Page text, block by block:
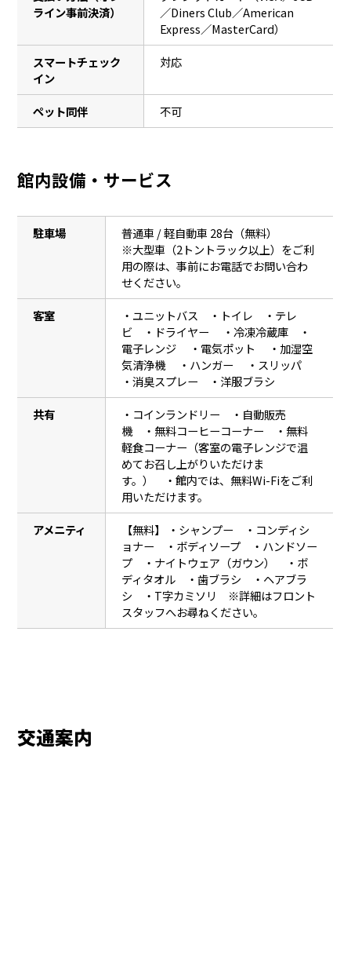
ライン事前決済）
／Diners Club／American
Express／MasterCard）
スマートチェック
イン
対応
ペット同伴 不可
館内設備・サービス
駐車場
普通車 / 軽自動車 28台（無料）
※大型車（2トントラック以上）をご利
用の際は、事前にお電話でお問い合わ
せください。
客室
・ユニットバス ・トイレ ・テレ
ビ ・ドライヤー ・冷凍冷蔵庫 ・
電子レンジ ・電気ポット ・加湿空
気清浄機 ・ハンガー ・スリッパ
・消臭スプレー ・洋服ブラシ
共有
・コインランドリー ・自動販売
機 ・無料コーヒーコーナー ・無料
軽食コーナー（客室の電子レンジで温
めてお召し上がりいただけま
す。） ・館内では、無料Wi-Fiをご利
用いただけます。
アメニティ
【無料】 ・シャンプー ・コンディシ
ョナー ・ボディソープ ・ハンドソー
プ ・ナイトウェア（ガウン） ・ボ
ディタオル ・歯ブラシ ・ヘアブラ
シ ・T字カミソリ ※詳細はフロント
スタッフへお尋ねください。
交通案内